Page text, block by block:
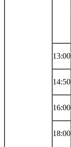
13:00
14:50
16:00
18:00